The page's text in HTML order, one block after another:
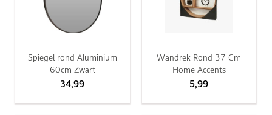
Spiegel rond Aluminium
60cm Zwart
34,99
Wandrek Rond 37 Cm
Home Accents
5,99